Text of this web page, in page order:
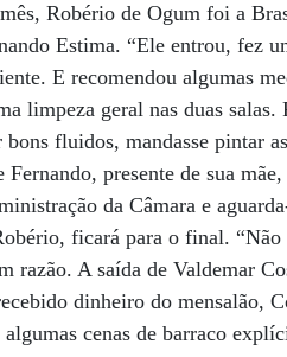
Robério de Ogum foi a
Estima. “Ele entrou, fez
E recomendou algumas
limpeza geral nas duas
bons fluidos, mandasse pintar
Fernando, presente de sua
da Câmara e
ficará para o final.
razão. A saída de Valdemar
dinheiro do mensalão,
cenas de barraco